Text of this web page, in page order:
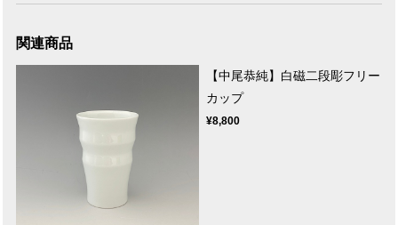
関連商品
【中尾恭純】白磁二段彫フリー
カップ
¥8,800